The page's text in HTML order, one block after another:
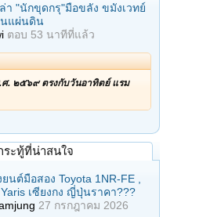
ล่า "นักขุดกรุ"มือขลัง ขมังเวทย์
แผ่นดิน
ตอบ 53 นาทีที่แล้ว
. ๒๕๖๙ ตรงกับวันอาทิตย์ แรม
ระทู้ที่น่าสนใจ
ยนต์มือสอง Toyota 1NR-FE ,
เซียงกง ญี่ปุ่นราคา???
27 กรกฎาคม 2026